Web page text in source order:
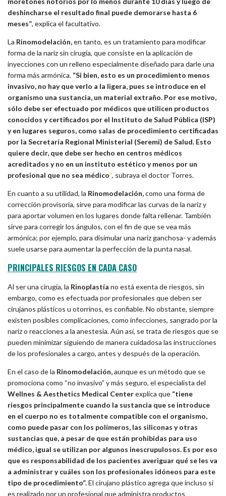
deshincharse el resultado final puede demorarse hasta 6
meses”, explica el facultativo.
La Rinomodelación,en tanto, es un tratamiento para modificar
forma de la nariz sin cirugía, que consiste en la aplicación de
inyecciones con un relleno especialmente diseñado para darle una
forma más armónica. “Si bien, esto es un procedimiento menos
invasivo, no hay que verlo a la ligera, pues se introduce en el
organismo una sustancia, un material extraño. Por ese motivo,
sólo debe ser efectuado por médicos que utilicen productos
conocidos y certificados por el Instituto de Salud Pública (ISP)
y en lugares seguros, como salas de procedimiento certificadas
por la Secretaría Regional Ministerial (Seremi) de Salud. Esto
quiere decir, que debe ser hecho en centros médicos
acreditados y no en un instituto estético y menos por un
profesional que no sea médico”, subraya el doctor Torres.
En cuanto a su utilidad, la Rinomodelación,como una forma de
corrección provisoria, sirve para modificar las curvas de la nariz y
para aportar volumen en los lugares donde falta rellenar. También
sirve para corregir los ángulos, con el fin de que se vea más
armónica; por ejemplo, para disimular una nariz ganchosa- y además
suele usarse para aumentar la perfección de la punta nasal.
PRINCIPALES RIESGOS EN CADA CASO
Al ser una cirugía, la Rinoplastía no está exenta de riesgos, sin
embargo, como es efectuada por profesionales que deben ser
cirujanos plásticos u otorrinos, es confiable. No obstante, siempre
existen posibles complicaciones, como infecciones, sangrado por la
nariz o reacciones a la anestesia. Aún así, se trata de riesgos que se
pueden minimizar siguiendo de manera cuidadosa las instrucciones
de los profesionales a cargo, antes y después de la operación.
En el caso de la Rinomodelación,aunque es un método que se
promociona como “no invasivo” y más seguro, el especialista del
Wellnes & Aesthetics Medical Centerexplica que “tiene
riesgos principalmente cuando la sustancia que se introduce
en el cuerpo no es totalmente compatible con el organismo,
como puede pasar con los polímeros, las siliconas y otras
sustancias que, a pesar de que están prohibidas para uso
médico, igual se utilizan por algunos inescrupulosos. Es por eso
que es responsabilidad de los pacientes averiguar qué se les va
a administrar y cuáles son los profesionales idóneos para este
tipo de procedimiento”.El cirujano plástico agrega que incluso si
es realizado por un profesional que administra productos